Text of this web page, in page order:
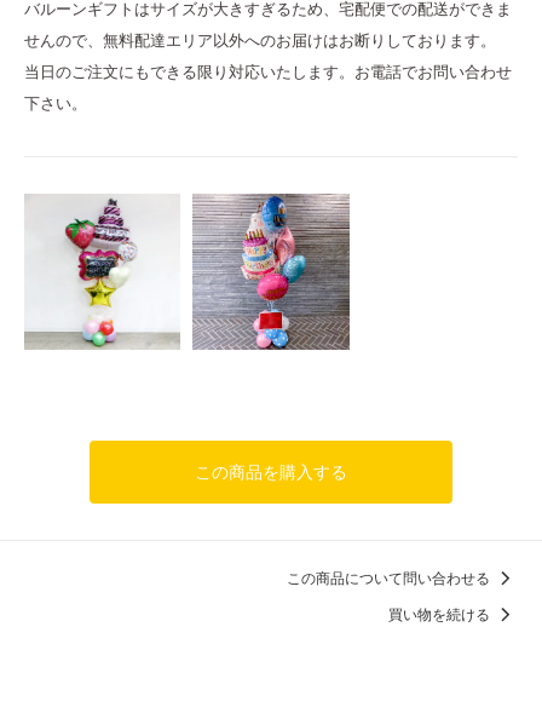
バルーンギフトはサイズが大きすぎるため、宅配便での配送ができま
せんので、無料配達エリア以外へのお届けはお断りしております。
当日のご注文にもできる限り対応いたします。お電話でお問い合わせ
下さい。
この商品を購入する
この商品について問い合わせる
買い物を続ける